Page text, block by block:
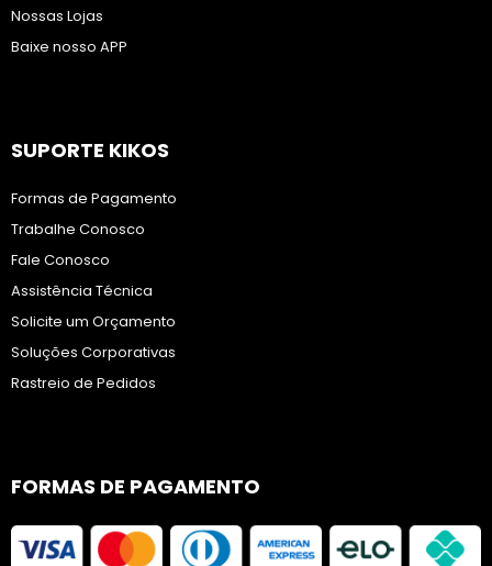
Nossas Lojas
Baixe nosso APP
SUPORTE KIKOS
Formas de Pagamento
Trabalhe Conosco
Fale Conosco
Assistência Técnica
Solicite um Orçamento
Soluções Corporativas
Rastreio de Pedidos
FORMAS DE PAGAMENTO